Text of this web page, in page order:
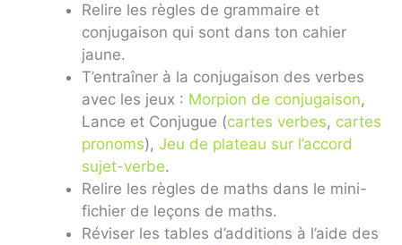
Relire les règles de grammaire et
conjugaison qui sont dans ton cahier
jaune.
T’entraîner à la conjugaison des verbes
avec les jeux : Morpion de conjugaison,
Lance et Conjugue (cartes verbes, cartes
pronoms), Jeu de plateau sur l’accord
sujet-verbe.
Relire les règles de maths dans le mini-
fichier de leçons de maths.
Réviser les tables d’additions à l’aide des